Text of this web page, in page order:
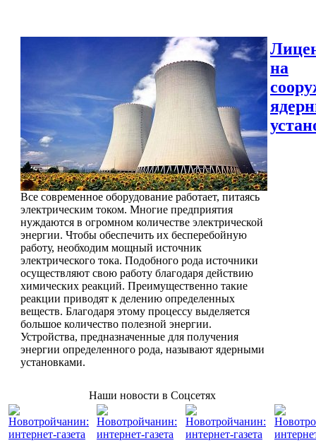
Все современное оборудование работает, питаясь
электрическим током. Многие предприятия
нуждаются в огромном количестве электрической
энергии. Чтобы обеспечить их бесперебойную
работу, необходим мощный источник
электрического тока. Подобного рода источники
осуществляют свою работу благодаря действию
химических реакций. Преимущественно такие
реакции приводят к делению определенных
веществ. Благодаря этому процессу выделяется
большое количество полезной энергии.
Устройства, предназначенные для получения
энергии определенного рода, называют ядерными
установками.
на
Наши новости в Соцсетях